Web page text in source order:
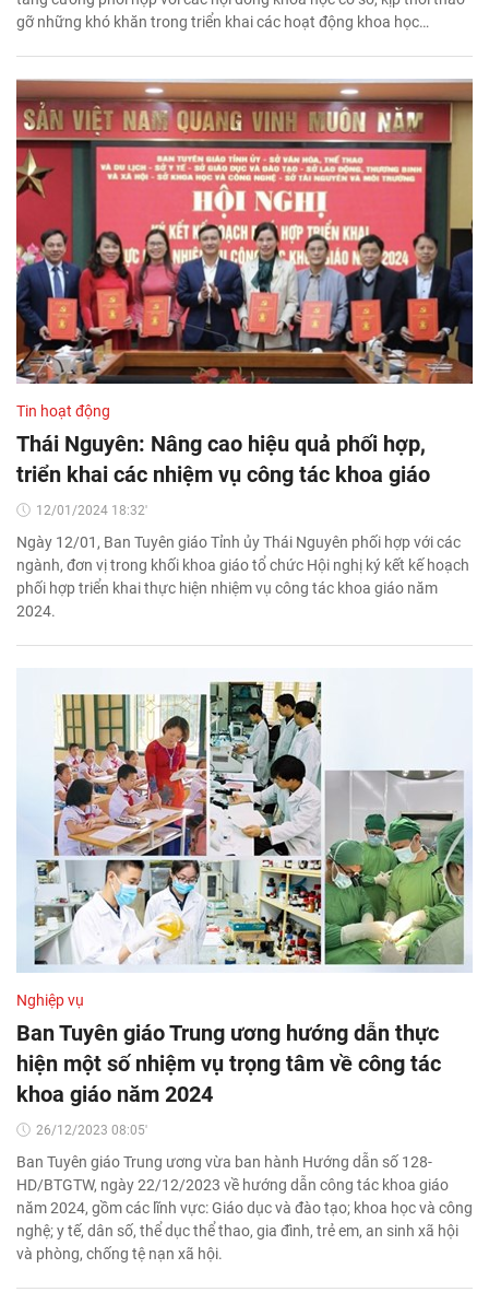
gỡ những khó khăn trong triển khai các hoạt động khoa học…
Tin hoạt động
Thái Nguyên: Nâng cao hiệu quả phối hợp,
triển khai các nhiệm vụ công tác khoa giáo
12/01/2024 18:32'
Ngày 12/01, Ban Tuyên giáo Tỉnh ủy Thái Nguyên phối hợp với các
ngành, đơn vị trong khối khoa giáo tổ chức Hội nghị ký kết kế hoạch
phối hợp triển khai thực hiện nhiệm vụ công tác khoa giáo năm
2024.
Nghiệp vụ
Ban Tuyên giáo Trung ương hướng dẫn thực
hiện một số nhiệm vụ trọng tâm về công tác
khoa giáo năm 2024
26/12/2023 08:05'
Ban Tuyên giáo Trung ương vừa ban hành Hướng dẫn số 128-
HD/BTGTW, ngày 22/12/2023 về hướng dẫn công tác khoa giáo
năm 2024, gồm các lĩnh vực: Giáo dục và đào tạo; khoa học và công
nghệ; y tế, dân số, thể dục thể thao, gia đình, trẻ em, an sinh xã hội
và phòng, chống tệ nạn xã hội.